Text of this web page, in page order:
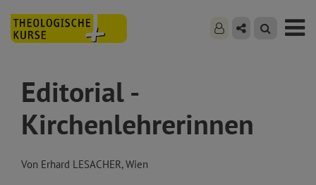
Editorial -
Kirchenlehrerinnen
Von Erhard LESACHER, Wien